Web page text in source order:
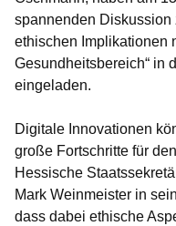
spannenden Diskussion
ethischen Implikationen
Gesundheitsbereich“ in
eingeladen.
Digitale Innovationen
große Fortschritte für
Hessische
Mark Weinmeister in
dass dabei ethische